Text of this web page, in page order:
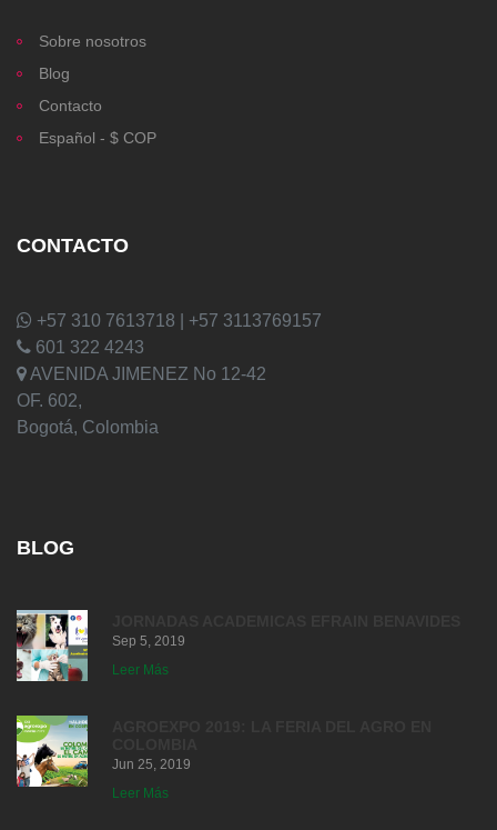
Sobre nosotros
Blog
Contacto
Español - $ COP
CONTACTO
+57 310 7613718 | +57 3113769157
601 322 4243
AVENIDA JIMENEZ No 12-42
OF. 602,
Bogotá, Colombia
BLOG
Sep 5, 2019
Leer Más
Jun 25, 2019
Leer Más